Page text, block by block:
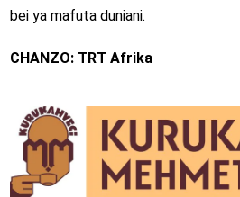
bei ya mafuta duniani.
CHANZO: TRT Afrika